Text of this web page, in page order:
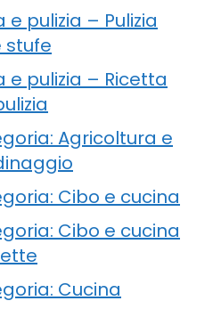
e pulizia – Pulizia
stufe
e pulizia – Ricetta
Agricoltura e
Cibo e cucina
Cibo e cucina
Cucina